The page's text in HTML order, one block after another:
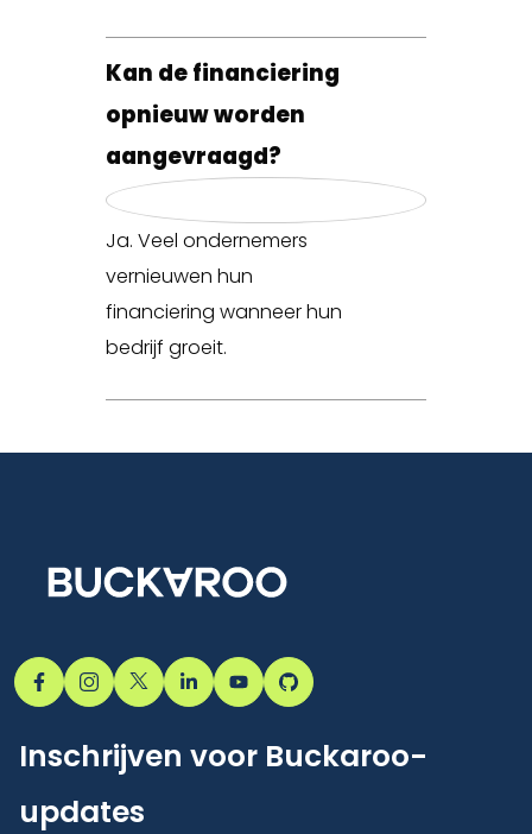
Kan de financiering
opnieuw worden
aangevraagd?
Ja. Veel ondernemers
vernieuwen hun
financiering wanneer hun
bedrijf groeit.
Inschrijven voor Buckaroo-
updates